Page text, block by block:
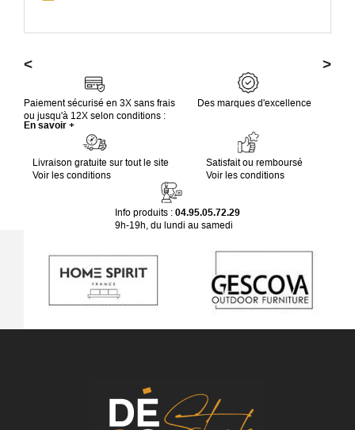
< >
Paiement sécurisé en 3X sans frais
ou jusqu'à 12X selon conditions :
En savoir +
Des marques d'excellence
Livraison gratuite sur tout le site
Voir les conditions
Satisfait ou remboursé
Voir les conditions
Info produits : 04.95.05.72.29
9h-19h, du lundi au samedi